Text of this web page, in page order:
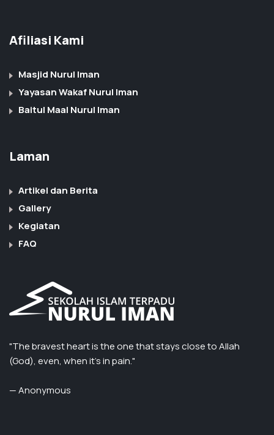
Afiliasi Kami
Masjid Nurul Iman
Yayasan Wakaf Nurul Iman
Baitul Maal Nurul Iman
Laman
Artikel dan Berita
Gallery
Kegiatan
FAQ
"The bravest heart is the one that stays close to Allah
(God), even, when it’s in pain."
— Anonymous